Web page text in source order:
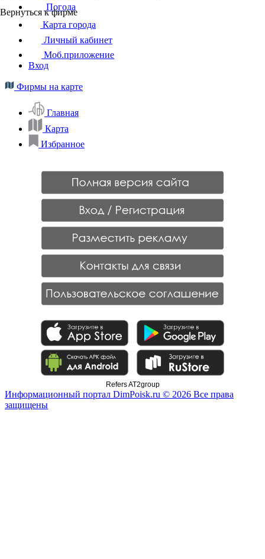
Вернуться к фирме
Погода
Карта города
Личный кабинет
Моб.приложение
Вход
Фирмы на карте
Главная
Карта
Избранное
Refers AT2group
Информационный портал DimPoisk.ru © 2026 Все права
защищены